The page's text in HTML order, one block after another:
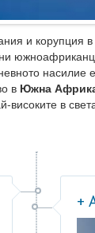
и корупция
насилие
в Южна
високите в
+